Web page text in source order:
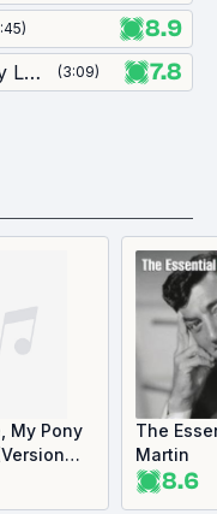
) 8.9
You’re Nobody ’til Somebody Loves You (3:09) 7.8
My Pony
The
Martin
8.6